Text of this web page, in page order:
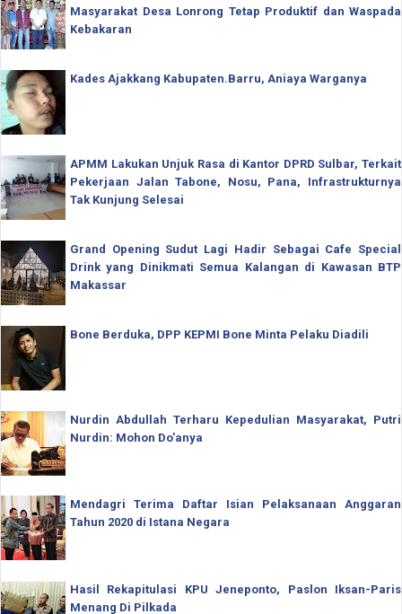
Masyarakat Desa Lonrong Tetap Produktif dan Waspada
Kebakaran
Kades Ajakkang Kabupaten.Barru, Aniaya Warganya
APMM Lakukan Unjuk Rasa di Kantor DPRD Sulbar, Terkait
Pekerjaan Jalan Tabone, Nosu, Pana, Infrastrukturnya
Tak Kunjung Selesai
Grand Opening Sudut Lagi Hadir Sebagai Cafe Special
Drink yang Dinikmati Semua Kalangan di Kawasan BTP
Makassar
Bone Berduka, DPP KEPMI Bone Minta Pelaku Diadili
Nurdin Abdullah Terharu Kepedulian Masyarakat, Putri
Nurdin: Mohon Do'anya
Mendagri Terima Daftar Isian Pelaksanaan Anggaran
Tahun 2020 di Istana Negara
Hasil Rekapitulasi KPU Jeneponto, Paslon Iksan-Paris
Menang Di Pilkada